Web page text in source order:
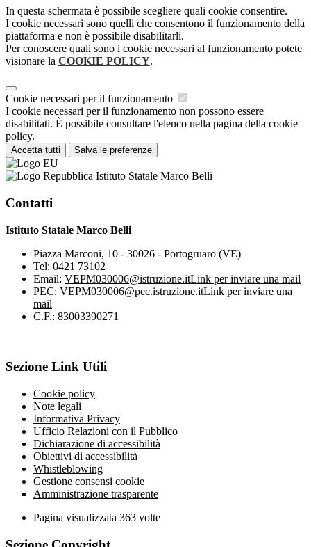
In questa schermata è possibile scegliere quali cookie consentire.
I cookie necessari sono quelli che consentono il funzionamento della
piattaforma e non è possibile disabilitarli.
Per conoscere quali sono i cookie necessari al funzionamento potete
visionare la COOKIE POLICY.
Cookie necessari per il funzionamento
I cookie necessari per il funzionamento non possono essere
disabilitati. È possibile consultare l'elenco nella pagina della cookie
policy.
Accetta tutti Salva le preferenze
Istituto Statale Marco Belli
Contatti
Istituto Statale Marco Belli
Piazza Marconi, 10 - 30026 - Portogruaro (VE)
Tel: 0421 73102
Email: VEPM030006@istruzione.itLink per inviare una mail
PEC: VEPM030006@pec.istruzione.itLink per inviare una
mail
C.F.: 83003390271
Sezione Link Utili
Cookie policy
Note legali
Informativa Privacy
Ufficio Relazioni con il Pubblico
Dichiarazione di accessibilità
Obiettivi di accessibilità
Whistleblowing
Gestione consensi cookie
Amministrazione trasparente
Pagina visualizzata 363 volte